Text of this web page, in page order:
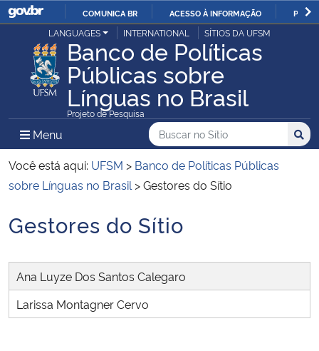
IR
PARA
O
CONTEÚDO
COMUNICA BR ACESSO À INFORMAÇÃO
Ministério da Justiça e Segurança Pública
Ministério da Defesa
Ministério das Relações Exteriores
Ministério da Economia
Ministério da Infraestrutura
Ministério da Educação
LANGUAGES INTERNATIONAL SÍTIOS DA UFSM
Banco de Políticas
Públicas sobre
Línguas no Brasil
Projeto de Pesquisa
Menu Menu Principal do Sítio
Busca
Buscar no no Sítio
Busca:
Você está aqui: UFSM > Banco de Políticas Públicas
sobre Línguas no Brasil >Gestores do Sítio
Início do conteúdo
Gestores do Sítio
Ana Luyze Dos Santos Calegaro
Larissa Montagner Cervo